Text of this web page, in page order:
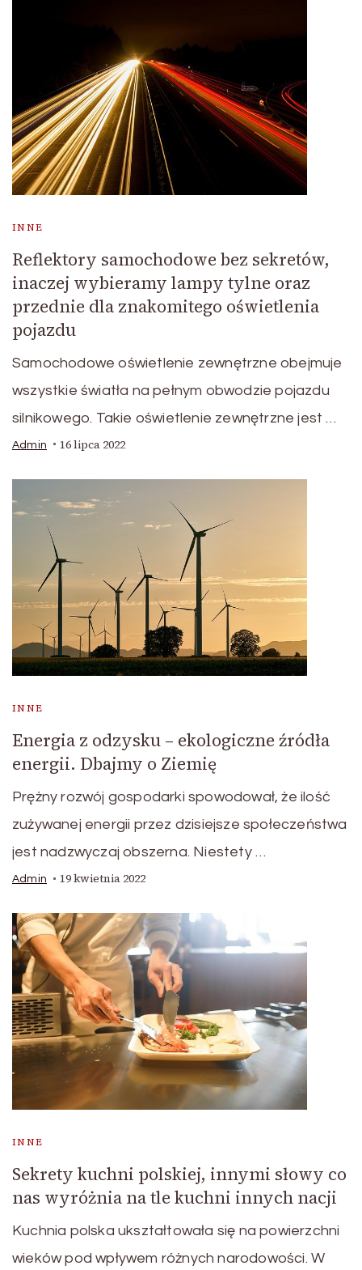
INNE
Reflektory samochodowe bez sekretów,
inaczej wybieramy lampy tylne oraz
przednie dla znakomitego oświetlenia
pojazdu
Samochodowe oświetlenie zewnętrzne obejmuje
wszystkie światła na pełnym obwodzie pojazdu
silnikowego. Takie oświetlenie zewnętrzne jest …
Admin 16 lipca 2022
INNE
Energia z odzysku – ekologiczne źródła
energii. Dbajmy o Ziemię
Prężny rozwój gospodarki spowodował, że ilość
zużywanej energii przez dzisiejsze społeczeństwa
jest nadzwyczaj obszerna. Niestety …
Admin 19 kwietnia 2022
INNE
Sekrety kuchni polskiej, innymi słowy co
nas wyróżnia na tle kuchni innych nacji
Kuchnia polska ukształtowała się na powierzchni
wieków pod wpływem różnych narodowości. W